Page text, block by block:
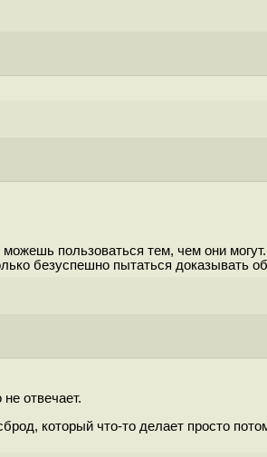
пользоваться тем, чем они
безуспешно пытаться доказывать
отвечает.
который что-то делает просто